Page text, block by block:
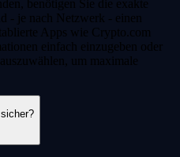
benötigen Sie die exakte
- je nach Netzwerk - einen
Apps wie Crypto.com
einfach einzugeben oder
um maximale